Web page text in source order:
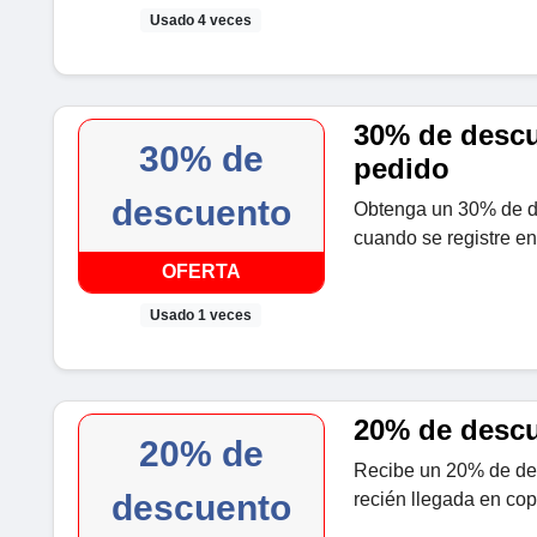
Usado 4 veces
30% de
descuento
OFERTA
Usado 1 veces
30% de
pedido
Obtenga un 30% de
cuando se registre
20% de
descuento
20% de
Recibe un 20% de
recién llegada en